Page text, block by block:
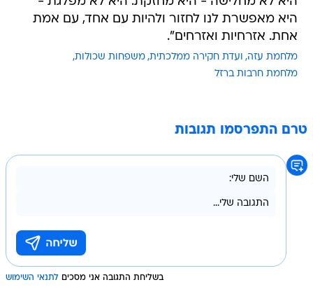
היא מאפשרת לנו לחזור ולהיות עם אחד, עם אמת
אחת. אזרחיות ואזרחים".
מלחמת עזה ועדת חקירה ממלכתית משפחות שכולות
מלחמת חרבות ברזל
טרם התפרסמו תגובות
בשליחת התגובה אני מסכים לתנאי השימוש